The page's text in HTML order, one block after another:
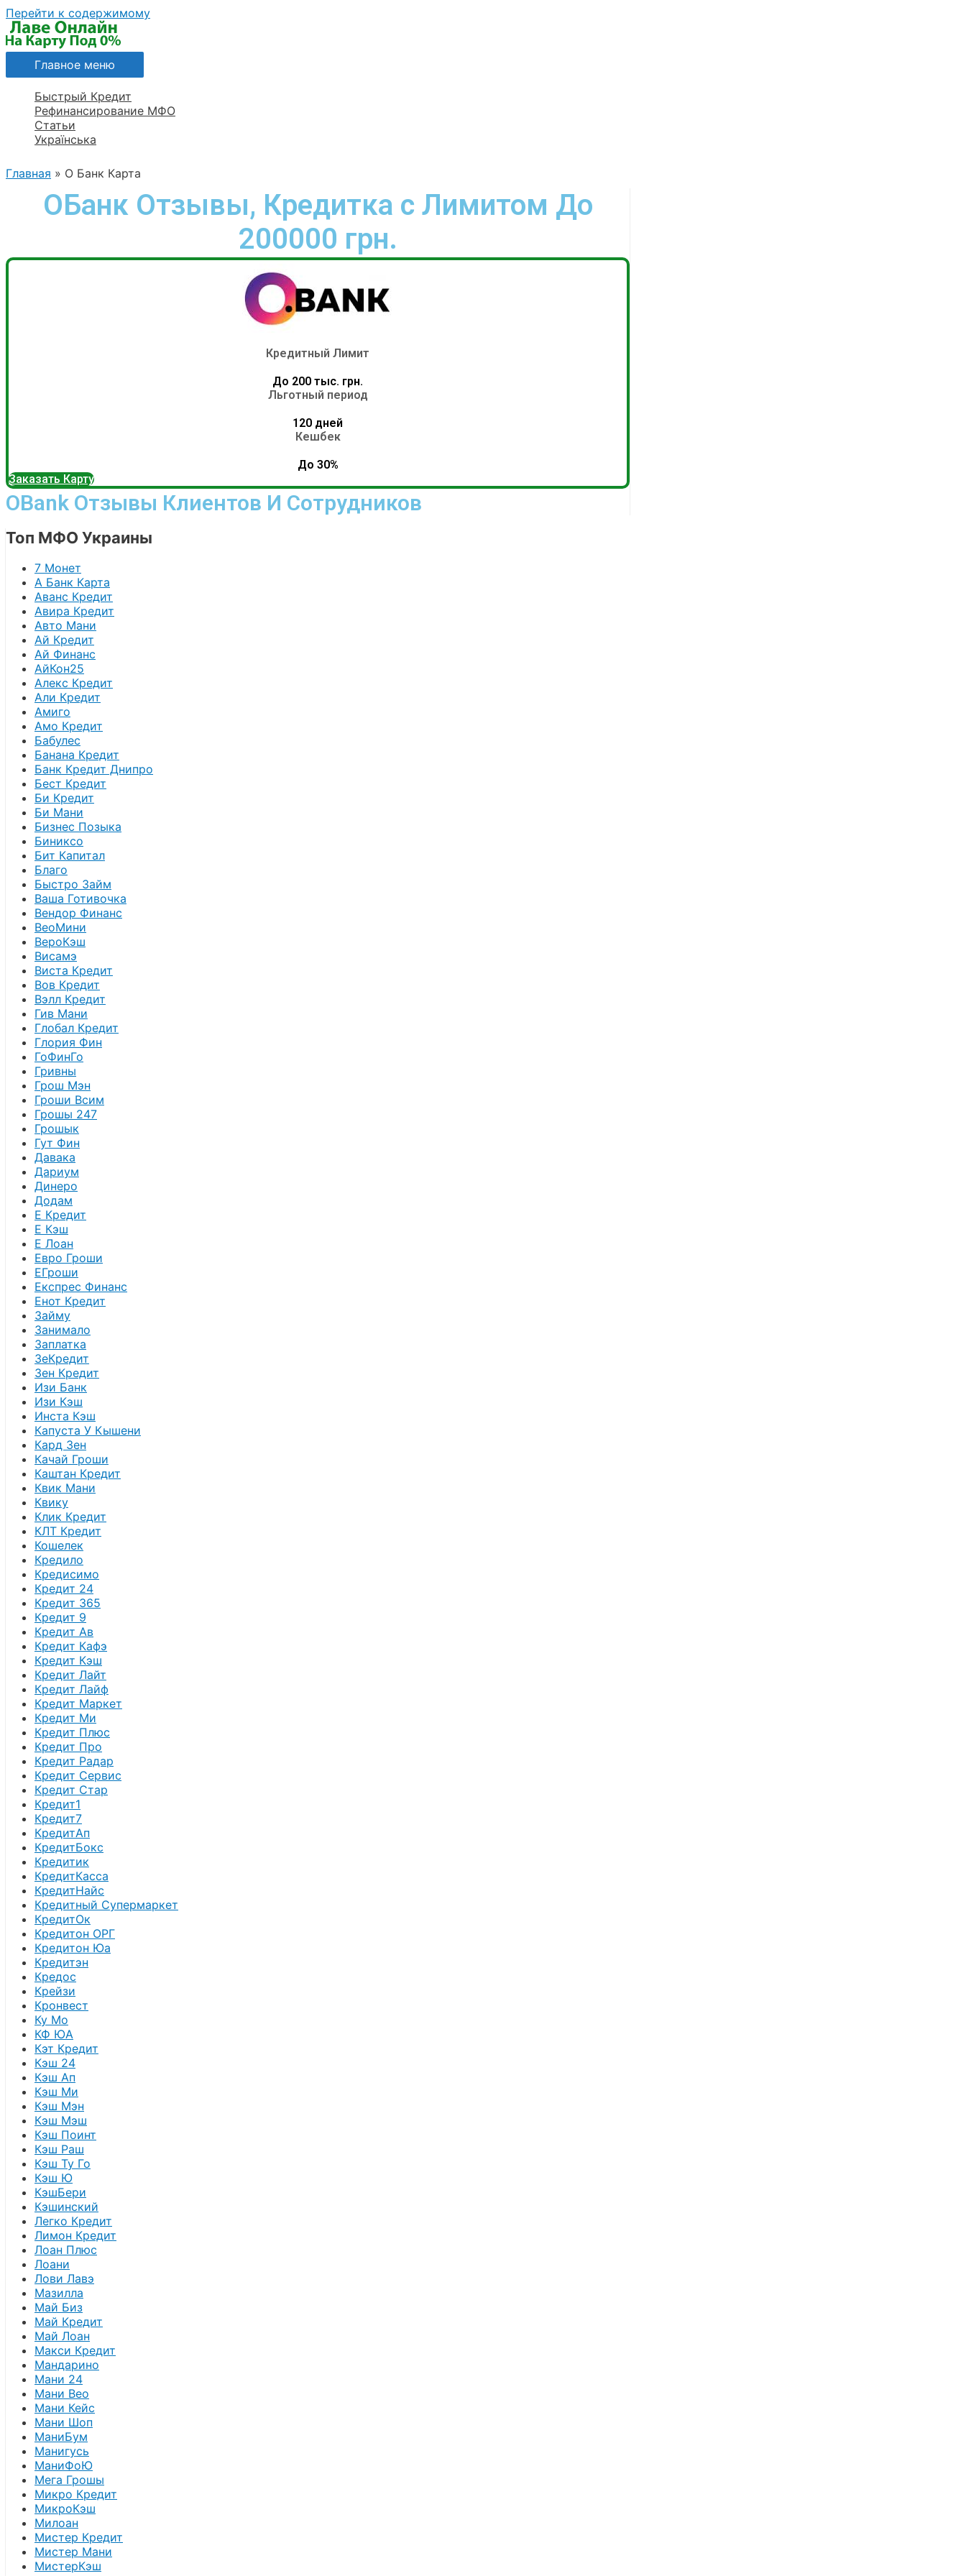
Перейти к содержимому
Главное меню
Быстрый Кредит
Рефинансирование МФО
Статьи
Українська
Главная О Банк Карта
ОБанк Отзывы, Кредитка с Лимитом До
200000 грн.
Кредитный Лимит
До 200 тыс. грн.
Льготный период
120 дней
Кешбек
До 30%
Заказать Карту
OBank Отзывы Клиентов И Сотрудников
Топ МФО Украины
7 Монет
А Банк Карта
Аванс Кредит
Авира Кредит
Авто Мани
Ай Кредит
Ай Финанс
АйКон25
Алекс Кредит
Али Кредит
Амиго
Амо Кредит
Бабулес
Банана Кредит
Банк Кредит Днипро
Бест Кредит
Би Кредит
Би Мани
Бизнес Позыка
Биниксо
Бит Капитал
Благо
Быстро Займ
Ваша Готивочка
Вендор Финанс
ВеоМини
ВероКэш
Висамэ
Виста Кредит
Вов Кредит
Вэлл Кредит
Гив Мани
Глобал Кредит
Глория Фин
ГоФинГо
Гривны
Грош Мэн
Гроши Всим
Грошы 247
Грошык
Гут Фин
Давака
Дариум
Динеро
Додам
Е Кредит
Е Кэш
Е Лоан
Евро Гроши
ЕГроши
Експрес Финанс
Енот Кредит
Займу
Занимало
Заплатка
ЗеКредит
Зен Кредит
Изи Банк
Изи Кэш
Инста Кэш
Капуста У Кышени
Кард Зен
Качай Гроши
Каштан Кредит
Квик Мани
Квику
Клик Кредит
КЛТ Кредит
Кошелек
Кредило
Кредисимо
Кредит 24
Кредит 365
Кредит 9
Кредит Ав
Кредит Кафэ
Кредит Кэш
Кредит Лайт
Кредит Лайф
Кредит Маркет
Кредит Ми
Кредит Плюс
Кредит Про
Кредит Радар
Кредит Сервис
Кредит Стар
Кредит1
Кредит7
КредитАп
КредитБокс
Кредитик
КредитКасса
КредитНайс
Кредитный Супермаркет
КредитОк
Кредитон ОРГ
Кредитон Юа
Кредитэн
Кредос
Крейзи
Кронвест
Ку Мо
КФ ЮА
Кэт Кредит
Кэш 24
Кэш Ап
Кэш Ми
Кэш Мэн
Кэш Мэш
Кэш Поинт
Кэш Раш
Кэш Ту Го
Кэш Ю
КэшБери
Кэшинский
Легко Кредит
Лимон Кредит
Лоан Плюс
Лоани
Лови Лавэ
Мазилла
Май Биз
Май Кредит
Май Лоан
Макси Кредит
Мандарино
Мани 24
Мани Вео
Мани Кейс
Мани Шоп
МаниБум
Манигусь
МаниФоЮ
Мега Грошы
Микро Кредит
МикроКэш
Милоан
Мистер Кредит
Мистер Мани
МистерКэш